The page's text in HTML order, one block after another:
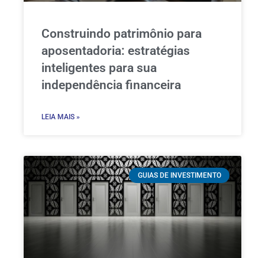
Construindo patrimônio para
aposentadoria: estratégias
inteligentes para sua
independência financeira
LEIA MAIS »
GUIAS DE INVESTIMENTO